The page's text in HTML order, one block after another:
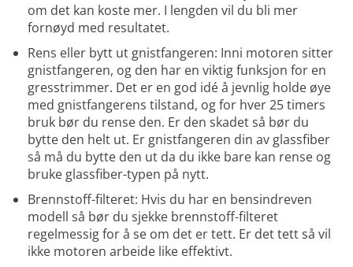
om det kan koste mer. I lengden vil du bli mer
fornøyd med resultatet.
Rens eller bytt ut gnistfangeren: Inni motoren sitter
gnistfangeren, og den har en viktig funksjon for en
gresstrimmer. Det er en god idé å jevnlig holde øye
med gnistfangerens tilstand, og for hver 25 timers
bruk bør du rense den. Er den skadet så bør du
bytte den helt ut. Er gnistfangeren din av glassfiber
så må du bytte den ut da du ikke bare kan rense og
bruke glassfiber-typen på nytt.
Brennstoff-filteret: Hvis du har en bensindreven
modell så bør du sjekke brennstoff-filteret
regelmessig for å se om det er tett. Er det tett så vil
ikke motoren arbeide like effektivt.